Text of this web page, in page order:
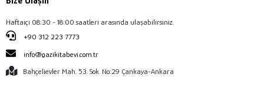
Haftaiçi 08:30 - 18:00 saatleri arasında ulaşabilirsiniz.
+90 312 223 7773
info@gazikitabevi.com.tr
Bahçelievler Mah. 53. Sok. No:29 Çankaya-Ankara